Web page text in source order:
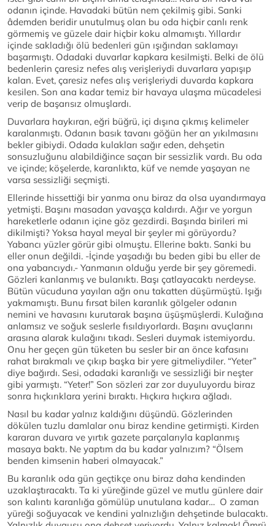
odanın içinde. Havadaki bütün nem çekilmiş gibi. Sanki
âdemden beridir unutulmuş olan bu oda hiçbir canlı renk
görmemiş ve güzele dair hiçbir koku almamıştı. Yıllardır
içinde sakladığı ölü bedenleri gün ışığından saklamayı
başarmıştı. Odadaki duvarlar kapkara kesilmişti. Belki de ölü
bedenlerin çaresiz nefes alış verişleriydi duvarlara yapışıp
kalan. Evet, çaresiz nefes alış verişleriydi duvarda kapkara
kesilen. Son ana kadar temiz bir havaya ulaşma mücadelesi
verip de başarısız olmuşlardı.
Duvarlara haykıran, eğri büğrü, içi dışına çıkmış kelimeler
karalanmıştı. Odanın basık tavanı göğün her an yıkılmasını
bekler gibiydi. Odada kulakları sağır eden, dehşetin
sonsuzluğunu alabildiğince saçan bir sessizlik vardı. Bu oda
ve içinde; köşelerde, karanlıkta, küf ve nemde yaşayan ne
varsa sessizliği seçmişti.
Ellerinde hissettiği bir yanma onu biraz da olsa uyandırmaya
yetmişti. Başını masadan yavaşça kaldırdı. Ağır ve yorgun
hareketlerle odanın içine göz gezdirdi. Başında birileri mi
dikilmişti? Yoksa hayal meyal bir şeyler mi görüyordu?
Yabancı yüzler görür gibi olmuştu. Ellerine baktı. Sanki bu
eller onun değildi. -İçinde yaşadığı bu beden gibi bu eller de
ona yabancıydı.- Yanmanın olduğu yerde bir şey göremedi.
Gözleri kanlanmış ve bulanıktı. Başı çatlayacaktı nerdeyse.
Bütün vücuduna yayılan ağrı onu takatten düşürmüştü. Işığı
yakmamıştı. Bunu fırsat bilen karanlık gölgeler odanın
nemini ve havasını kurutarak başına üşüşmüşlerdi. Kulağına
anlamsız ve soğuk seslerle fısıldıyorlardı. Başını avuçlarını
arasına alarak kulağını tıkadı. Sesleri duymak istemiyordu.
Onu her geçen gün tüketen bu sesler bir an önce kafasını
rahat bırakmalı ve çıkıp başka bir yere gitmeliydiler. “Yeter”
diye bağırdı. Sesi, odadaki karanlığı ve sessizliği bir neşter
gibi yarmıştı. “Yeter!” Son sözleri zar zor duyuluyordu biraz
sonra hıçkırıklara yerini bıraktı. Hıçkıra hıçkıra ağladı.
Nasıl bu kadar yalnız kaldığını düşündü. Gözlerinden
dökülen tuzlu damlalar onu biraz kendine getirmişti. Kirden
kararan duvara ve yırtık gazete parçalarıyla kaplanmış
masaya baktı. Ne yaptım da bu kadar yalnızım? “Ölsem
benden kimsenin haberi olmayacak.”
Bu karanlık oda gün geçtikçe onu biraz daha kendinden
uzaklaştıracaktı. Ta ki yüreğinde güzel ve mutlu günlere dair
son kalıntı karanlığa gömülüp unutulana kadar… O zaman
yüreği soğuyacak ve kendini yalnızlığın dehşetinde bulacaktı.